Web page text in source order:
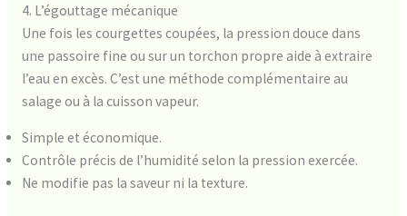
4. L’égouttage mécanique
Une fois les courgettes coupées, la pression douce dans
une passoire fine ou sur un torchon propre aide à extraire
l’eau en excès. C’est une méthode complémentaire au
salage ou à la cuisson vapeur.
Simple et économique.
Contrôle précis de l’humidité selon la pression exercée.
Ne modifie pas la saveur ni la texture.